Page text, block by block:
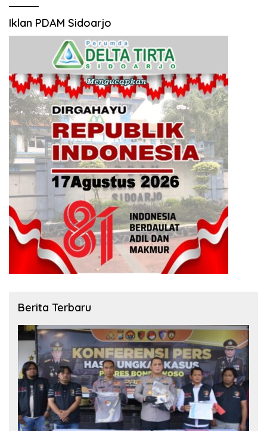
Iklan PDAM Sidoarjo
Berita Terbaru